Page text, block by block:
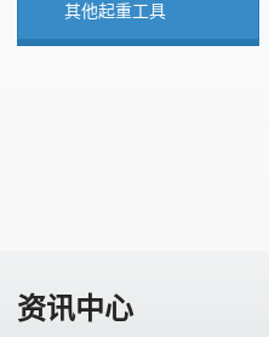
其他起重工具
资讯中心